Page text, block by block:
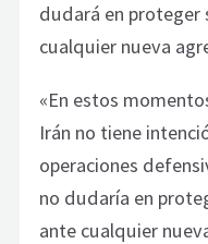
dudará en proteger
cualquier nueva
«En estos
Irán no tiene
operaciones
no dudaría en
ante cualquier